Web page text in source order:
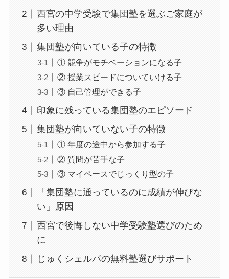
西宮の中学受験で集団塾を選ぶご家庭が
多い理由
集団塾が向いている子の特徴
① 競争がモチベーションになる子
② 授業スピードについていける子
③ 自己管理ができる子
印象に残っている集団塾のエピソード
集団塾が向いていない子の特徴
① 年度の途中から参加する子
② 質問が苦手な子
③ マイペースでじっくり型の子
「集団塾に通っているのに成績が伸びな
い」原因
西宮で後悔しない中学受験塾選びのため
に
じゅくシェルパの無料塾選びサポート